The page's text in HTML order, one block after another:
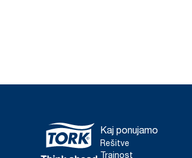
Kaj ponujamo
Rešitve
Trajnost